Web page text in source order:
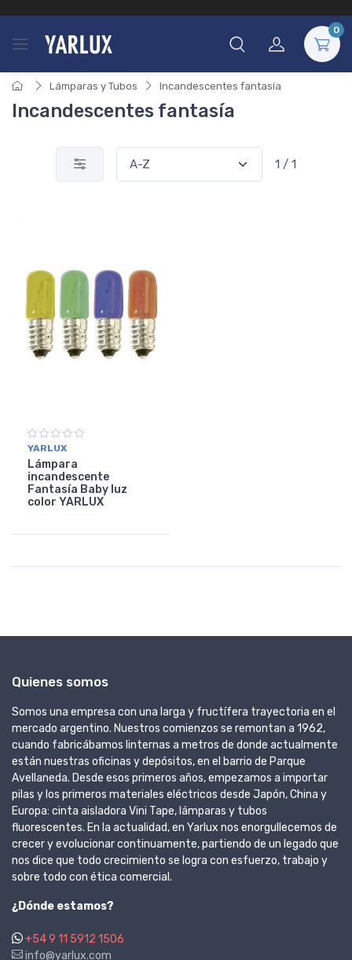
0
Lámparas y Tubos Incandescentes fantasía
Incandescentes fantasía
1 / 1
YARLUX
Lámpara
incandescente
Fantasía Baby luz
color YARLUX
Quienes somos
Somos una empresa con una larga y fructífera trayectoria en el
mercado argentino. Nuestros comienzos se remontan a 1962,
cuando fabricábamos linternas a metros de donde actualmente
están nuestras oficinas y depósitos, en el barrio de Parque
Avellaneda. Desde esos primeros años, empezamos a importar
pilas y los primeros materiales eléctricos desde Japón, China y
Europa: cinta aisladora Vini Tape, lámparas y tubos
fluorescentes. En la actualidad, en Yarlux nos enorgullecemos de
crecer y evolucionar continuamente, partiendo de un legado que
nos dice que todo crecimiento se logra con esfuerzo, trabajo y
sobre todo con ética comercial.
¿Dónde estamos?
+54 9 11 5912 1506
info@yarlux.com